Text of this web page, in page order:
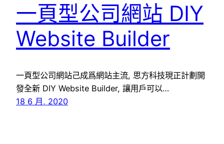
一頁型公司網站 DIY
Website Builder
一頁型公司網站己成爲網站主流, 思方科技現正計劃開
發全新 DIY Website Builder, 讓用戶可以…
18 6 月, 2020